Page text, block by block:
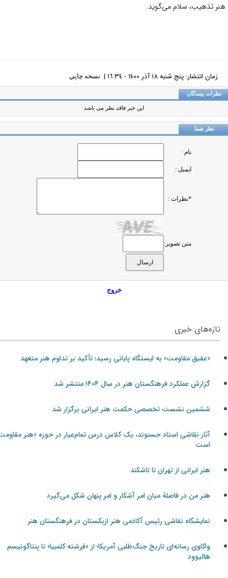
تذهیب، سلام می‌گوید.
زمان انتشار: پنج شنبه ١٨ آذر ١٤٠٠ - ١٦:٣٤ | نسخه چاپي
بینندگان
این خبر فاقد نظر می باشد
نظر شما
نام :
ایمیل :
*نظرات :
متن تصویر:
خروج
تازه‌های خبری
«عقیق مقاومت» به ایستگاه پایانی رسید؛ تأکید بر تداوم هنر متعهد
گزارش عملکرد فرهنگستان هنر در سال ۱۴۰۴ منتشر شد
ششمین نشست تخصصی حکمت هنر ایرانی برگزار شد
آثار نقاشی استاد حسنوند، یک کلاس درس تمام‌عیار در حوزه «هنر مقاومت»
است
هنر ایرانی از تهران تا تاشکند
هنر من در فاصلۀ میان امر آشکار و امر پنهان شکل می‌گیرد
نمایشگاه نقاشی رئیس آکادمی هنر ازبکستان در فرهنگستان هنر
واکاوی رسانه‌ای تاریخ جنگ‌طلبی آمریکا؛ از «فرشته کلمبیا» تا پنتاگونیسم
هالیوود